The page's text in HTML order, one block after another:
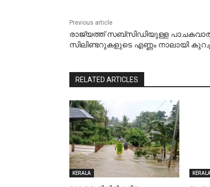
Previous article
രാജ്യത്ത് സബ്‌സിഡിയുള്ള
സിലിണ്ടറുകളുടെ എണ്ണം നാലായി
RELATED ARTICLES
KERALA